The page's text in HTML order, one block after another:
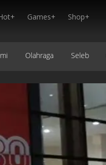
Games+ Shop+
Olahraga Seleb